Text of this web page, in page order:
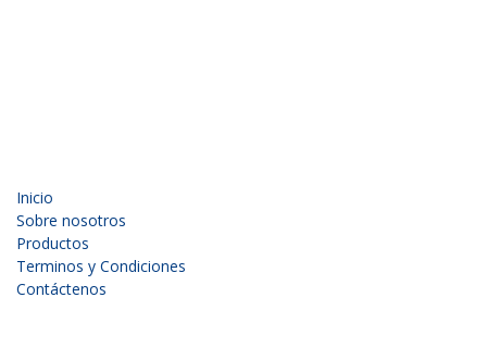
Inicio
Sobre nosotros
Productos
Terminos y Condiciones
Contáctenos